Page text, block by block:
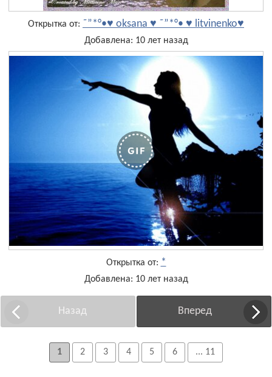
Открытка от: ˜”*°•♥ oksana ♥ ˜”*°• ♥ litvinenko♥
Добавлена: 10 лет назад
Открытка от: *
Добавлена: 10 лет назад
Назад Вперед
1 2 3 4 5 6 ... 11